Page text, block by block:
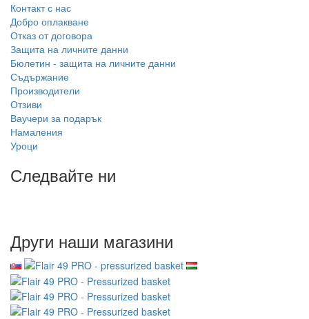
Контакт с нас
Добро оплакване
Отказ от договора
Защита на личните данни
Бюлетин - защита на личните данни
Съдържание
Производители
Отзиви
Ваучери за подарък
Намаления
Уроци
Следвайте ни
Други наши магазини